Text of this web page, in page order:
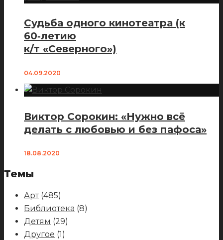
Судьба одного кинотеатра (к
60‑летию
к/т «Северного»)
04.09.2020
Виктор Сорокин: «Нужно всё
делать с любовью и без пафоса»
18.08.2020
Темы
Арт(485)
Библиотека (8)
Детям (29)
Другое (1)